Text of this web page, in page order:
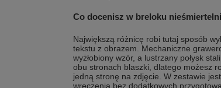
Co docenisz w breloku
Największą różnicę robi tutaj sposób
tekstu z obrazem. Mechaniczne
wyżłobiony wzór, a lustrzany połysk
obu stronach blaszki, dlatego możesz
jedną stronę na zdjęcie. W zestawie
wręczenia bez dodatkowych